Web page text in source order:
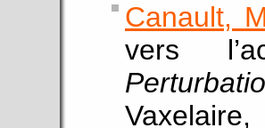
Canault,
vers